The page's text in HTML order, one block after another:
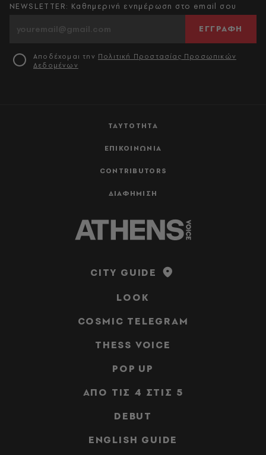
ΤΑΥΤΟΤΗΤΑ
ΕΠΙΚΟΙΝΩΝΙΑ
CONTRIBUTORS
ΔΙΑΦΗΜΙΣΗ
NEWSLETTER: Καθημερινή ενημέρωση στο email σου
ΕΓΓΡΑΦΗ
Αποδέχομαι την Πολιτική Προστασίας Προσωπικών
Δεδομένων
CITY GUIDE
LOOK
COSMIC TELEGRAM
THESS VOICE
POP UP
ΑΠΟ ΤΙΣ 4 ΣΤΙΣ 5
DEBUT
ENGLISH GUIDE